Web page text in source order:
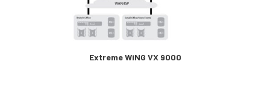
Extreme WiNG VX 9000